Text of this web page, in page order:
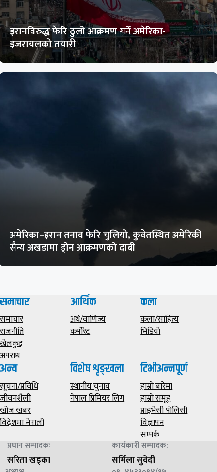
इरानविरुद्ध फेरि ठुलो आक्रमण गर्ने अमेरिका-
इजरायलको तयारी
अमेरिका–इरान तनाव फेरि चुलियो, कुवेतस्थित अमेरिकी
सैन्य अखडामा ड्रोन आक्रमणको दाबी
समाचार
समाचार
राजनीति
खेलकुद
अपराध
आर्थिक
अर्थ/वाणिज्य
कर्पोरेट
कला
कला/साहित्य
भिडियाे
अन्य
सूचना/प्रविधि
जीवनशैली
खोज खबर
विदेशमा नेपाली
विशेष शृङ्खला
स्थानीय चुनाव
नेपाल प्रिमियर लिग
टिभीअन्नपूर्ण
हाम्राे बारेमा
हाम्राे समूह
प्राइभेसी पाेलिसी
विज्ञापन
सम्पर्क
प्रधान सम्पादकः
सरिता खड्का
कार्यकारी सम्पादक:
सर्मिला सुवेदी